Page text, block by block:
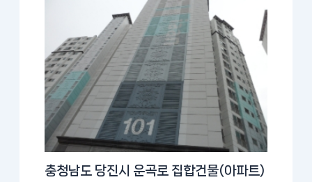
충청남도 당진시 운곡로 집합건물(아파트)